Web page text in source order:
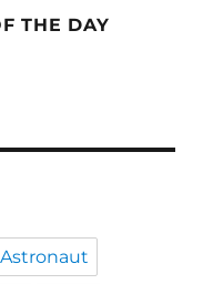
THE DAY
Astronaut